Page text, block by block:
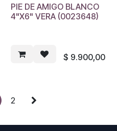
PIE DE AMIGO BLANCO
4"X6" VERA (0023648)
$ 9.900,00
2